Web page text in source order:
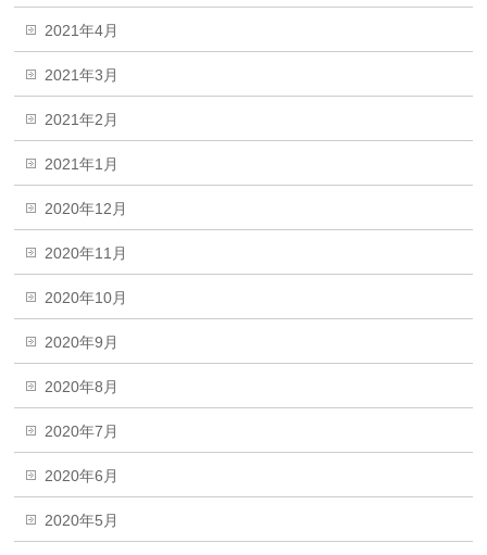
2021年4月
2021年3月
2021年2月
2021年1月
2020年12月
2020年11月
2020年10月
2020年9月
2020年8月
2020年7月
2020年6月
2020年5月